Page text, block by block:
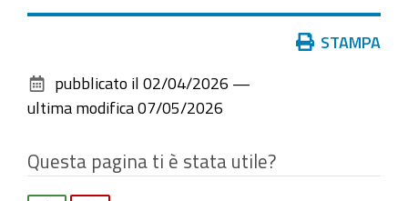
documento
STAMPA
pubblicato il 02/04/2026 —
ultima modifica 07/05/2026
Questa pagina ti è stata utile?